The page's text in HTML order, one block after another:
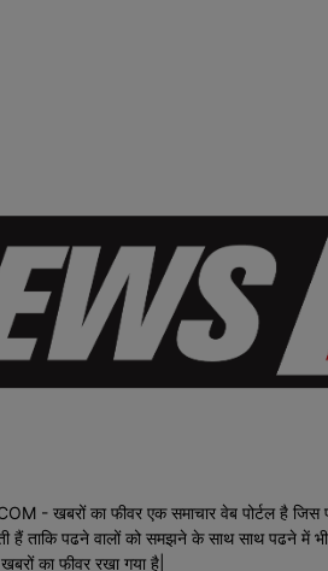
- खबरों का फीवर एक समाचार वेब पोर्टल है जिस
हैं ताकि पढने वालों को समझने के साथ साथ पढने
का फीवर रखा गया है|